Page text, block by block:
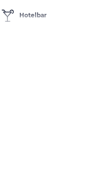
Hotelbar